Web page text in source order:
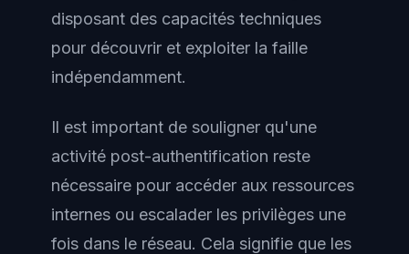
disposant des capacités techniques
pour découvrir et exploiter la faille
indépendamment.
Il est important de souligner qu'une
activité post-authentification reste
nécessaire pour accéder aux ressources
internes ou escalader les privilèges une
fois dans le réseau. Cela signifie que les